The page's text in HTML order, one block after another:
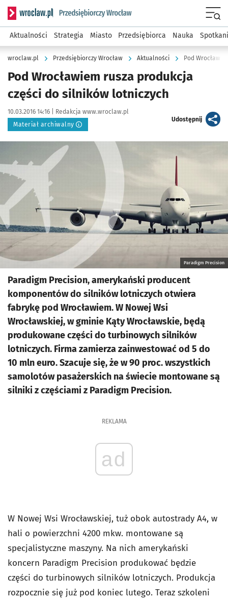
Serwis informacyjny wroclaw.pl podserwis: Strategia
Aktualności Strategia Miasto Przedsiębiorca Nauka
wroclaw.pl Przedsiębiorczy Wrocław Aktualności Pod
Pod Wrocławiem rusza produkcja
części do silników lotniczych
Data publikacji:
10.03.2016 14:16 | Autor:
Redakcja www.wroclaw.pl
Materiał archiwalny
Udostępnijartykuł
Kliknij, aby powiększyć
Paradigm Precision
Paradigm Precision, amerykański producent
komponentów do silników lotniczych otwiera
fabrykę pod Wrocławiem. W Nowej Wsi
Wrocławskiej, w gminie Kąty Wrocławskie, będą
produkowane części do turbinowych silników
lotniczych. Firma zamierza zainwestować od 5 do
10 mln euro. Szacuje się, że w 90 proc. wszystkich
samolotów pasażerskich na świecie montowane są
silniki z częściami z Paradigm Precision.
REKLAMA
ad
W Nowej Wsi Wrocławskiej, tuż obok autostrady A4, w
hali o powierzchni 4200 mkw. montowane są
specjalistyczne maszyny. Na nich amerykański
koncern Paradigm Precision produkować będzie
części do turbinowych silników lotniczych. Produkcja
rozpocznie się już pod koniec lutego. Teraz szkoleni